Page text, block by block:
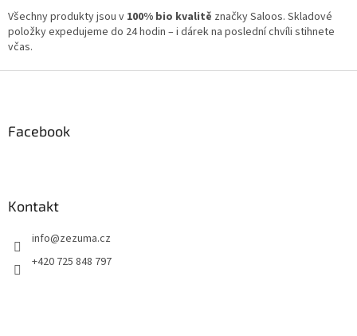
s
u
Všechny produkty jsou v 100% bio kvalitě značky Saloos. Skladové
položky expedujeme do 24 hodin – i dárek na poslední chvíli stihnete
včas.
Facebook
Kontakt
info@zezuma.cz
+420 725 848 797